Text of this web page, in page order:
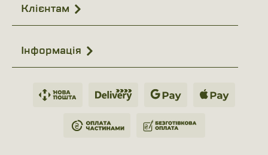
Клієнтам
Інформація